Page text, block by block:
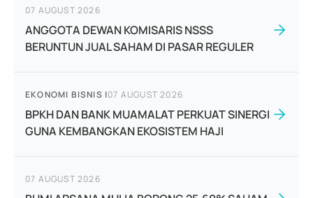
07 AUGUST 2026
ANGGOTA DEWAN KOMISARIS NSSS
BERUNTUN JUAL SAHAM DI PASAR REGULER
EKONOMI BISNIS |07 AUGUST 2026
BPKH DAN BANK MUAMALAT PERKUAT SINERGI
GUNA KEMBANGKAN EKOSISTEM HAJI
07 AUGUST 2026